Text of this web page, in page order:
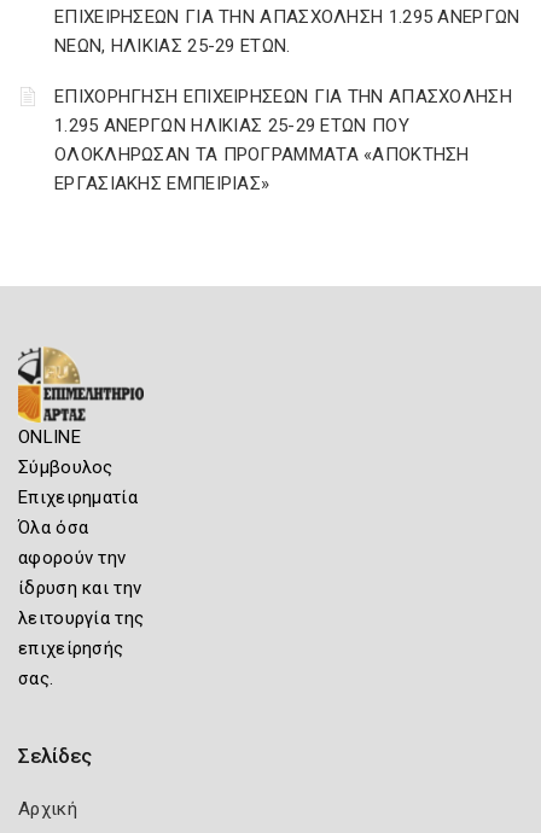
ΕΠΙΧΕΙΡΗΣΕΩΝ ΓΙΑ ΤΗΝ ΑΠΑΣΧΟΛΗΣΗ 1.295 ΑΝΕΡΓΩΝ
ΝΕΩΝ, ΗΛΙΚΙΑΣ 25-29 ΕΤΩΝ.
ΕΠΙΧΟΡΗΓΗΣΗ ΕΠΙΧΕΙΡΗΣΕΩΝ ΓΙΑ ΤΗΝ ΑΠΑΣΧΟΛΗΣΗ
1.295 ΑΝΕΡΓΩΝ ΗΛΙΚΙΑΣ 25-29 ΕΤΩΝ ΠΟΥ
ΟΛΟΚΛΗΡΩΣΑΝ ΤΑ ΠΡΟΓΡΑΜΜΑΤΑ «ΑΠΟΚΤΗΣΗ
ΕΡΓΑΣΙΑΚΗΣ ΕΜΠΕΙΡΙΑΣ»
ONLINE
Σύμβουλος
Επιχειρηματία
Όλα όσα
αφορούν την
ίδρυση και την
λειτουργία της
επιχείρησής
σας.
Σελίδες
Αρχική